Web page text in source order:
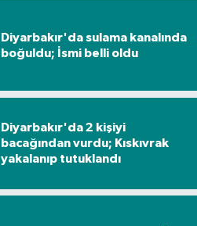
Diyarbakır'da sulama kanalında
boğuldu; İsmi belli oldu
Diyarbakır'da 2 kişiyi
bacağından vurdu; Kıskıvrak
yakalanıp tutuklandı